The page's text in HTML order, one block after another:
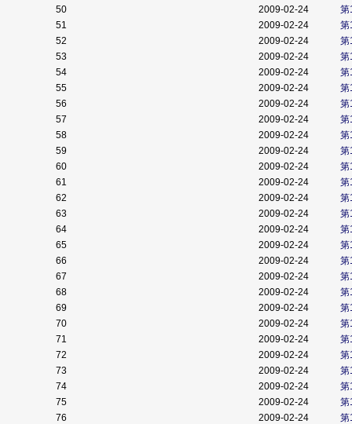
50
2009-02-24
第
51
2009-02-24
第
52
2009-02-24
第
53
2009-02-24
第
54
2009-02-24
第
55
2009-02-24
第
56
2009-02-24
第
57
2009-02-24
第
58
2009-02-24
第
59
2009-02-24
第
60
2009-02-24
第
61
2009-02-24
第
62
2009-02-24
第
63
2009-02-24
第
64
2009-02-24
第
65
2009-02-24
第
66
2009-02-24
第
67
2009-02-24
第
68
2009-02-24
第
69
2009-02-24
第
70
2009-02-24
第
71
2009-02-24
第
72
2009-02-24
第
73
2009-02-24
第
74
2009-02-24
第
75
2009-02-24
第
76
2009-02-24
第